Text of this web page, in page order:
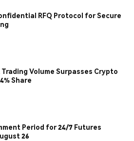
RFQ Protocol for Secure
Volume Surpasses Crypto
Share
Period for 24/7 Futures
26